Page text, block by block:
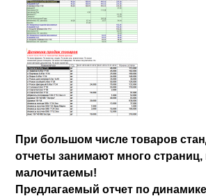
При большом числе товаров
отчеты занимают много страниц,
малочитаемы!
Предлагаемый отчет по